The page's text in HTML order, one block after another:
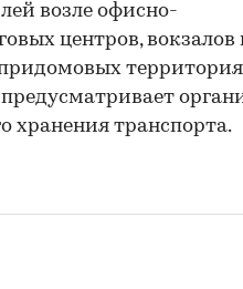
возле офисно-
центров, вокзалов
хранения транспорта.